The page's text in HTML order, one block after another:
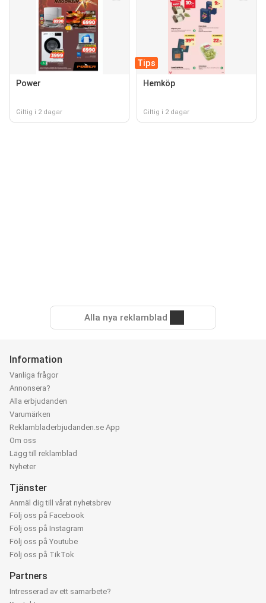
Power
Giltig i 2 dagar
Tips
Hemköp
Giltig i 2 dagar
Alla nya reklamblad
Information
Vanliga frågor
Annonsera?
Alla erbjudanden
Varumärken
Reklambladerbjudanden.se App
Om oss
Lägg till reklamblad
Nyheter
Tjänster
Anmäl dig till vårat nyhetsbrev
Följ oss på Facebook
Följ oss på Instagram
Följ oss på Youtube
Följ oss på TikTok
Partners
Intresserad av ett samarbete?